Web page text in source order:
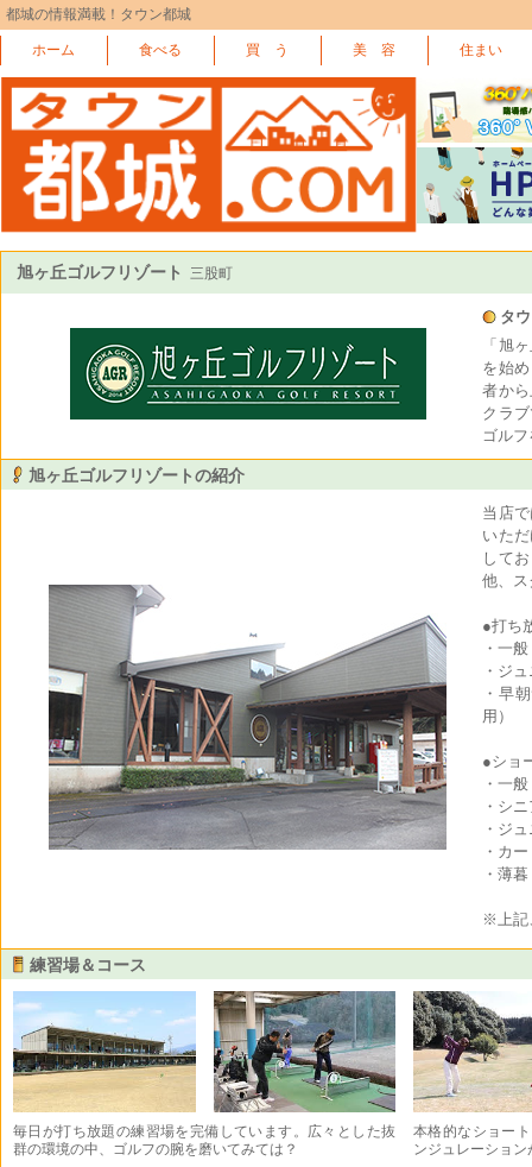
都城の情報満載！タウン都城
ホーム 食べる 買 う 美 容 住まい
旭ヶ丘ゴルフリゾート 三股町
タ
「旭
を始
者か
クラ
ゴル
旭ヶ丘ゴルフリゾートの紹介
当店
いた
して
他、
●打ち
・一
・ジ
・早
用）
●ショ
・一
・シ
・ジ
・カ
・薄
※上記
練習場＆コース
毎日が打ち放題の練習場を完備しています。広々とした抜
群の環境の中、ゴルフの腕を磨いてみては？
本格的なショー
ンジュレーショ